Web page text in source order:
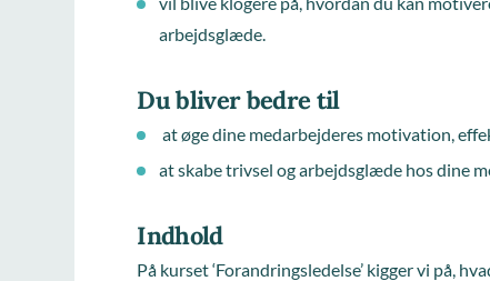
arbejdsglæde.
Du bliver bedre til
at øge dine medarbejderes motivation,
at skabe trivsel og arbejdsglæde hos dine
Indhold
På kurset ‘Forandringsledelse’ kigger vi på,